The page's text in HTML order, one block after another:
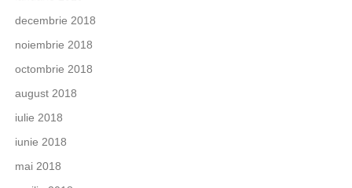
decembrie 2018
noiembrie 2018
octombrie 2018
august 2018
iulie 2018
iunie 2018
mai 2018